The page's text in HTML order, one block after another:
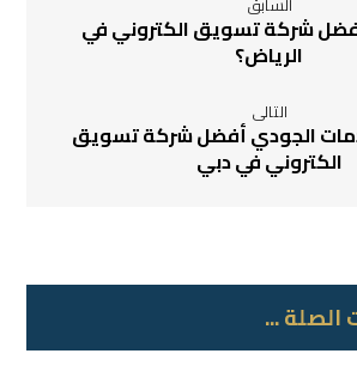
افضل شركة تسويق الكتروني في
الرياض؟
التالى
الجودي أفضل شركة تسويق
الكتروني في دبي
الصلة ...